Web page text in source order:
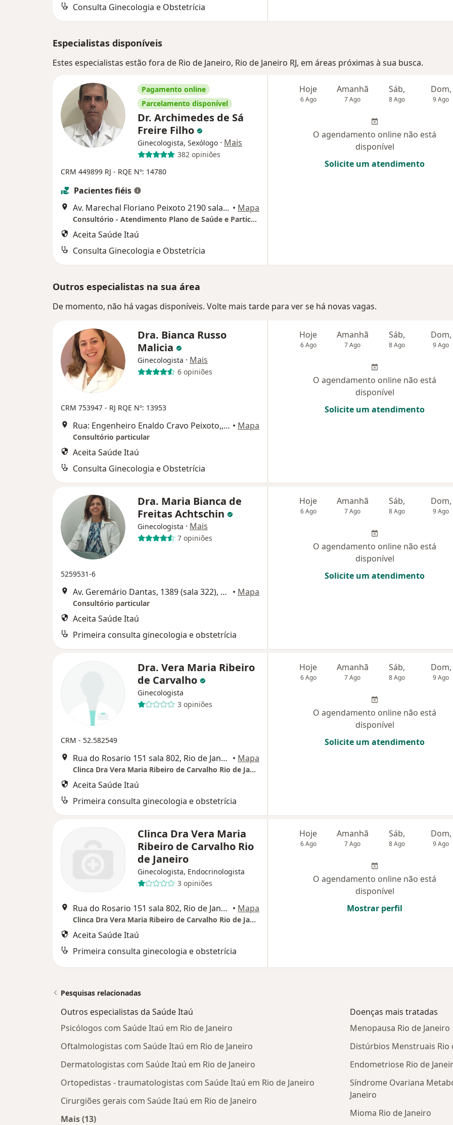
Consulta Ginecologia e Obstetrícia
Especialistas disponíveis
Estes especialistas estão fora de Rio de Janeiro, Rio de Janeiro RJ, em áreas próximas à sua busca.
Pagamento online
Parcelamento disponível
Dr. Archimedes de Sá
Freire Filho
Ginecologista, Sexólogo · Mais
382 opiniões
CRM 449899 RJ - RQE Nº: 14780
Pacientes fiéis
Av. Marechal Floriano Peixoto 2190 sala 502, Nova Iguaçu • Mapa
Consultório - Atendimento Plano de Saúde e Particular
Aceita Saúde Itaú
Consulta Ginecologia e Obstetrícia
Hoje
6 Ago
Amanhã
7 Ago
Sáb,
8 Ago
Dom,
9 Ago
O agendamento online não está
disponível
Solicite um atendimento
Outros especialistas na sua área
De momento, não há vagas disponíveis. Volte mais tarde para ver se há novas vagas.
Dra. Bianca Russo
Malicia
Ginecologista · Mais
6 opiniões
CRM 753947 - RJ RQE Nº: 13953
Rua: Engenheiro Enaldo Cravo Peixoto,, Rio de Janeiro • Mapa
Consultório particular
Aceita Saúde Itaú
Consulta Ginecologia e Obstetrícia
Hoje
6 Ago
Amanhã
7 Ago
Sáb,
8 Ago
Dom,
9 Ago
O agendamento online não está
disponível
Solicite um atendimento
Dra. Maria Bianca de
Freitas Achtschin
Ginecologista · Mais
7 opiniões
5259531-6
Av. Geremário Dantas, 1389 (sala 322), Rio de Janeiro • Mapa
Consultório particular
Aceita Saúde Itaú
Primeira consulta ginecologia e obstetrícia
Hoje
6 Ago
Amanhã
7 Ago
Sáb,
8 Ago
Dom,
9 Ago
O agendamento online não está
disponível
Solicite um atendimento
Dra. Vera Maria Ribeiro
de Carvalho
Ginecologista
3 opiniões
CRM - 52.582549
Rua do Rosario 151 sala 802, Rio de Janeiro • Mapa
Clinca Dra Vera Maria Ribeiro de Carvalho Rio de Janeiro
Aceita Saúde Itaú
Primeira consulta ginecologia e obstetrícia
Hoje
6 Ago
Amanhã
7 Ago
Sáb,
8 Ago
Dom,
9 Ago
O agendamento online não está
disponível
Solicite um atendimento
Clinca Dra Vera Maria
Ribeiro de Carvalho Rio
de Janeiro
Ginecologista, Endocrinologista
3 opiniões
Rua do Rosario 151 sala 802, Rio de Janeiro • Mapa
Clinca Dra Vera Maria Ribeiro de Carvalho Rio de Janeiro
Aceita Saúde Itaú
Primeira consulta ginecologia e obstetrícia
Hoje
6 Ago
Amanhã
7 Ago
Sáb,
8 Ago
Dom,
9 Ago
O agendamento online não está
disponível
Mostrar perfil
Pesquisas relacionadas
Outros especialistas da Saúde Itaú
Psicólogos com Saúde Itaú em Rio de Janeiro
Oftalmologistas com Saúde Itaú em Rio de Janeiro
Dermatologistas com Saúde Itaú em Rio de Janeiro
Ortopedistas - traumatologistas com Saúde Itaú em Rio de Janeiro
Cirurgiões gerais com Saúde Itaú em Rio de Janeiro
Mais (13)
Doenças mais tratadas
Menopausa Rio de Janeiro
Distúrbios Menstruais Rio
Endometriose Rio de
Síndrome Ovariana
Janeiro
Mioma Rio de Janeiro